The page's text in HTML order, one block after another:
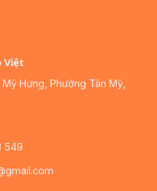
Việt
Mỹ Hưng, Phường Tân Mỹ,
549